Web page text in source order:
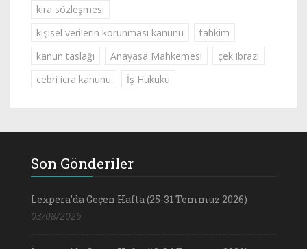
kira sözleşmesi
kişisel verilerin korunması kanunu
tahkim
kanun taslağı
Anayasa Mahkemesi
çek ibrazı
cebri icra kanunu
İş Hukuku
Son Gönderiler
Lexpera’da Geçen Hafta (25-31 Temmuz 2026)
03/08/2026